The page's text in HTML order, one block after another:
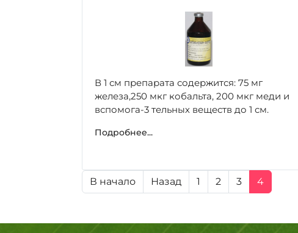
В 1 см препарата содержится: 75 мг
железа,250 мкг кобальта, 200 мкг меди и
вспомога-3 тельных веществ до 1 см.
Подробнее...
В начало Назад 1 2 3 4